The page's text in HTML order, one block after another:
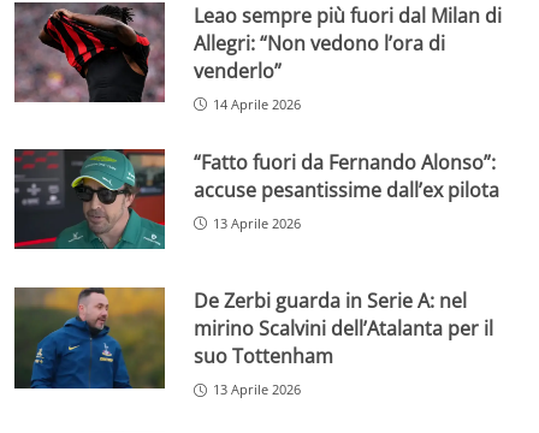
Leao sempre più fuori dal Milan di
Allegri: “Non vedono l’ora di
venderlo”
14 Aprile 2026
“Fatto fuori da Fernando Alonso”:
accuse pesantissime dall’ex pilota
13 Aprile 2026
De Zerbi guarda in Serie A: nel
mirino Scalvini dell’Atalanta per il
suo Tottenham
13 Aprile 2026